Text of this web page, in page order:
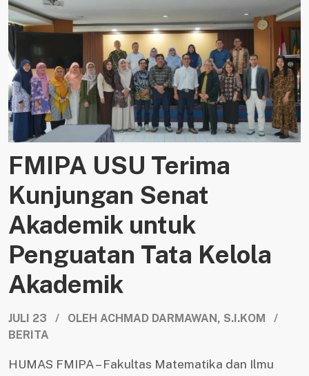
FMIPA USU Terima
Kunjungan Senat
Akademik untuk
Penguatan Tata Kelola
Akademik
JULI 23 / OLEH ACHMAD DARMAWAN, S.I.KOM /
BERITA
HUMAS FMIPA – Fakultas Matematika dan Ilmu